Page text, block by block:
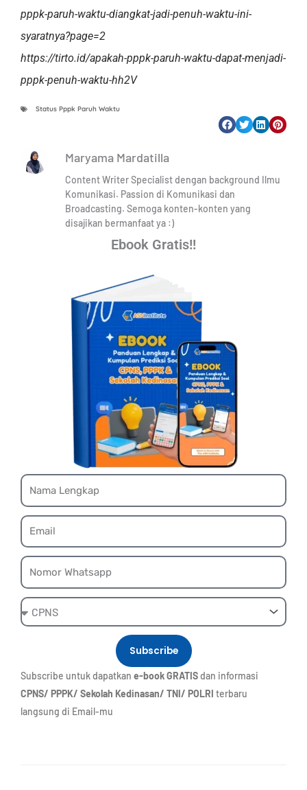
pppk-paruh-waktu-diangkat-jadi-penuh-waktu-ini-
syaratnya?page=2
https://tirto.id/apakah-pppk-paruh-waktu-dapat-menjadi-
pppk-penuh-waktu-hh2V
Status Pppk Paruh Waktu
Maryama Mardatilla
Content Writer Specialist dengan background Ilmu
Komunikasi. Passion di Komunikasi dan
Broadcasting. Semoga konten-konten yang
disajikan bermanfaat ya :)
Ebook Gratis!!
Name
Email
Whatsapp
Ebook
Subscribe
Subscribe untuk dapatkan e-book GRATISdan informasi
CPNS/ PPPK/ Sekolah Kedinasan/ TNI/ POLRI terbaru
langsung di Email-mu